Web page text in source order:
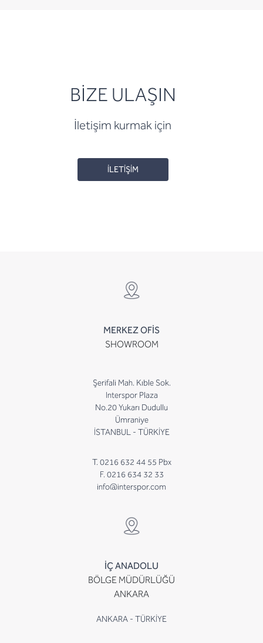
BİZE ULAŞIN
İletişim kurmak için
İLETİŞİM
MERKEZ OFİS
SHOWROOM
Şerifali Mah. Kıble Sok.
Interspor Plaza
No.20 Yukarı Dudullu
Ümraniye
İSTANBUL - TÜRKİYE
T. 0216 632 44 55 Pbx
F. 0216 634 32 33
info@interspor.com
İÇ ANADOLU
BÖLGE MÜDÜRLÜĞÜ
ANKARA
ANKARA - TÜRKİYE